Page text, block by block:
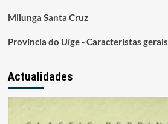
Milunga Santa Cruz
Província do Uíge - Caracteristas gerais
Actualidades